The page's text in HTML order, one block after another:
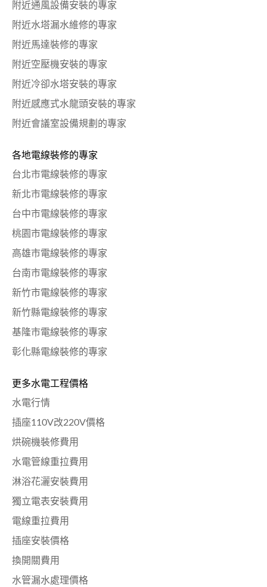
附近通風設備安裝的專家
附近水塔漏水維修的專家
附近馬達裝修的專家
附近空壓機安裝的專家
附近冷卻水塔安裝的專家
附近感應式水龍頭安裝的專家
附近會議室設備規劃的專家
各地電線裝修的專家
台北市電線裝修的專家
新北市電線裝修的專家
台中市電線裝修的專家
桃園市電線裝修的專家
高雄市電線裝修的專家
台南市電線裝修的專家
新竹市電線裝修的專家
新竹縣電線裝修的專家
基隆市電線裝修的專家
彰化縣電線裝修的專家
更多水電工程價格
水電行情
插座110V改220V價格
烘碗機裝修費用
水電管線重拉費用
淋浴花灑安裝費用
獨立電表安裝費用
電線重拉費用
插座安裝價格
換開關費用
水管漏水處理價格